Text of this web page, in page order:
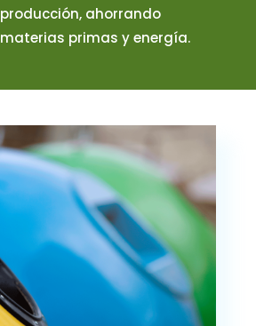
producción, ahorrando
materias primas y energía.